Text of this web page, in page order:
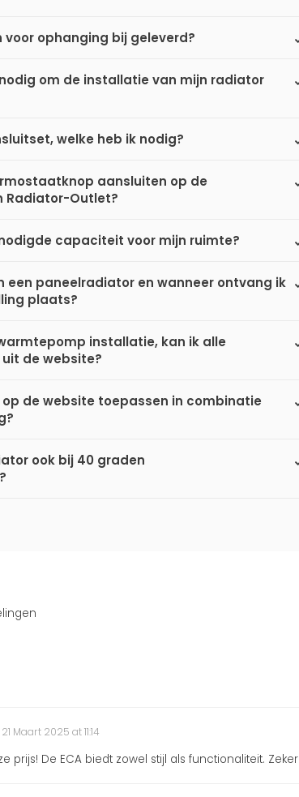
ophanging bij geleverd?
om de installatie van mijn radiator
welke heb ik nodig?
aansluiten op de
Radiator-Outlet?
capaciteit voor mijn ruimte?
een paneelradiator en wanneer ontvang ik
plaats?
installatie, kan ik alle
de website?
de website toepassen in combinatie
ook bij 40 graden
Maart 2025 at 11:14
prijs! De ECA biedt zowel stijl als functionaliteit.